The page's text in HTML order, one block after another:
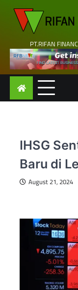
content
PT.RIFAN
IHSG
Baru di
August 21, 2024